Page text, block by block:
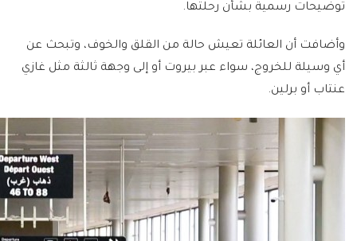
توضيحات رسمية بشأن رحلتها.
وأضافت أن العائلة تعيش حالة من القلق والخوف، وتبحث عن
أي وسيلة للخروج، سواء عبر بيروت أو إلى وجهة ثالثة مثل غازي
عنتاب أو برلين.